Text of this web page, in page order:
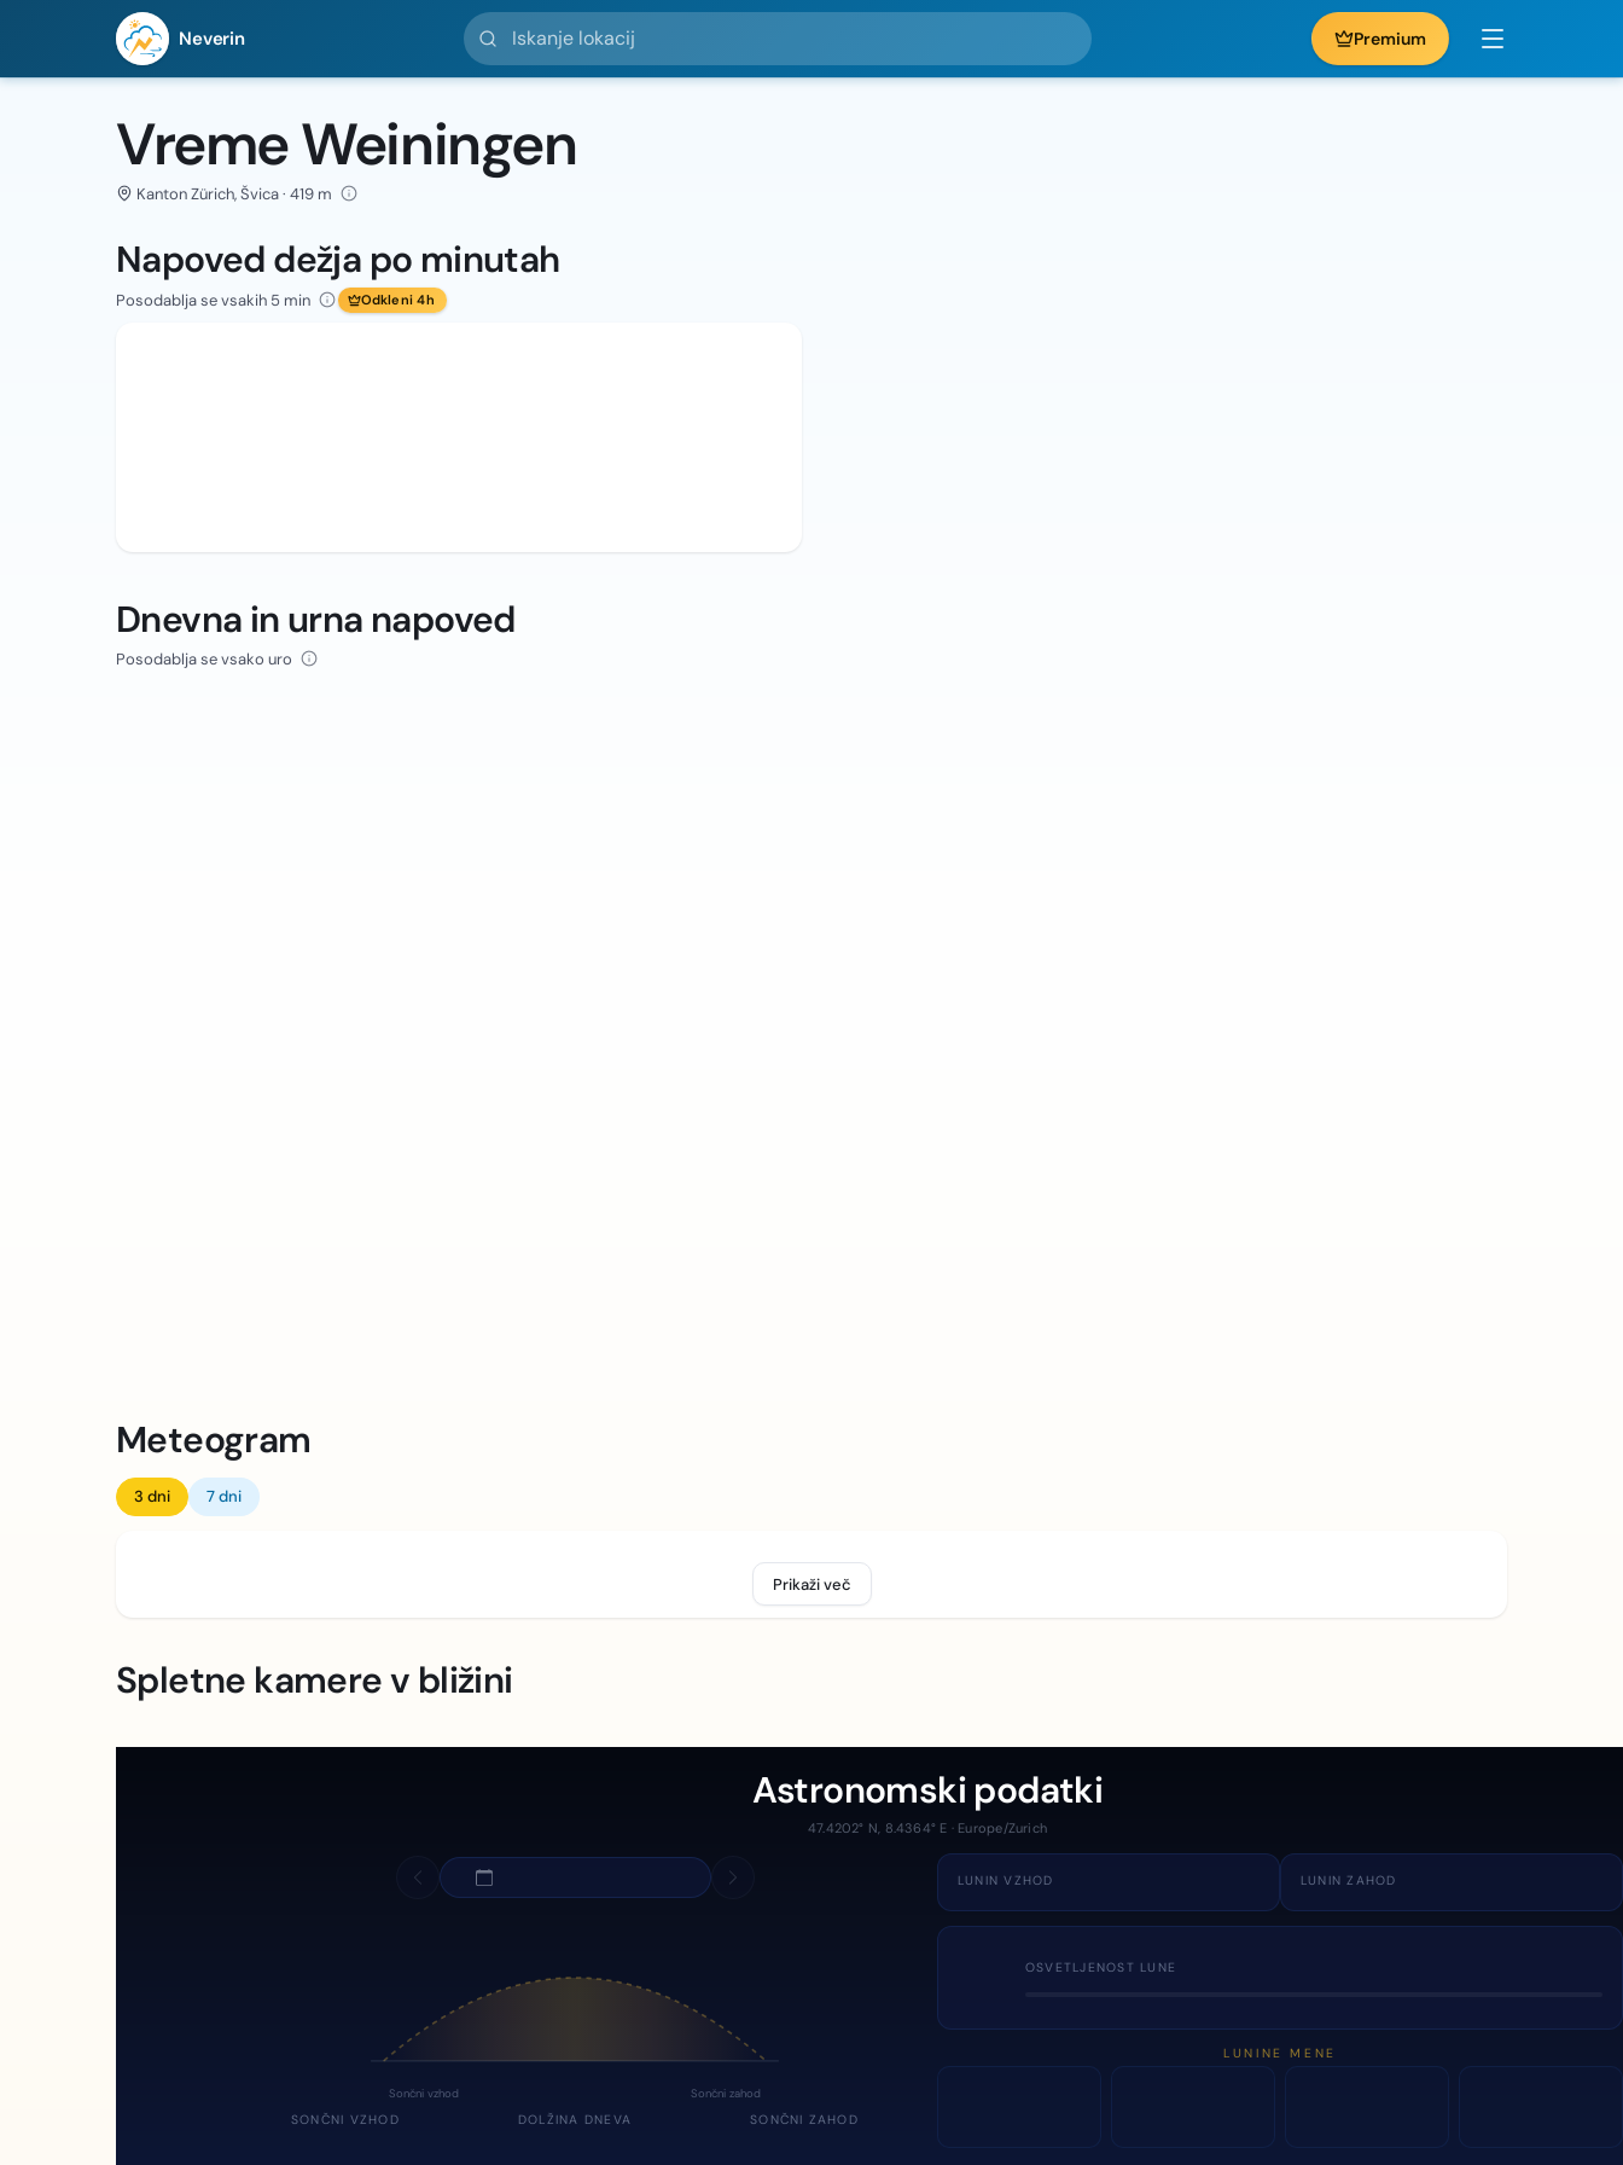
Neverin
Iskanje lokacij
Premium
Vreme Weiningen
Kanton Zürich, Švica · 419 m
Napoved dežja po minutah
Posodablja se vsakih 5 min Odkleni 4h
Dnevna in urna napoved
Posodablja se vsako uro
Meteogram
3 dni 7 dni
Prikaži več
Spletne kamere v bližini
Astronomski podatki
47.4202° N, 8.4364° E · Europe/Zurich
Sončni vzhod Sončni zahod
SONČNI VZHOD DOLŽINA DNEVA SONČNI ZAHOD
LUNIN VZHOD LUNIN ZAHOD
OSVETLJENOST LUNE
LUNINE MENE